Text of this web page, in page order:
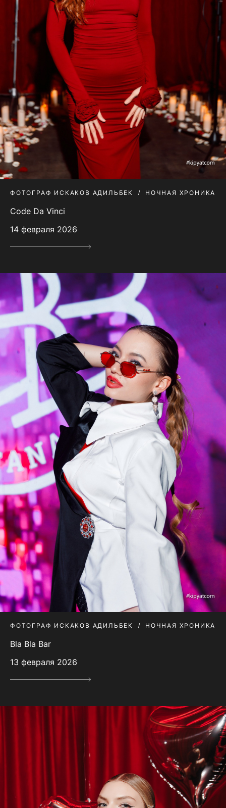
ФОТОГРАФ ИСКАКОВ АДИЛЬБЕК НОЧНАЯ ХРОНИКА
Code Da Vinci
14 февраля 2026
ФОТОГРАФ ИСКАКОВ АДИЛЬБЕК НОЧНАЯ ХРОНИКА
Bla Bla Bar
13 февраля 2026